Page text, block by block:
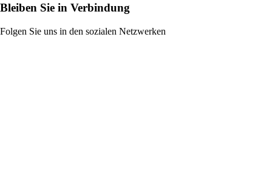
Bleiben Sie in Verbindung
Folgen Sie uns in den sozialen Netzwerken